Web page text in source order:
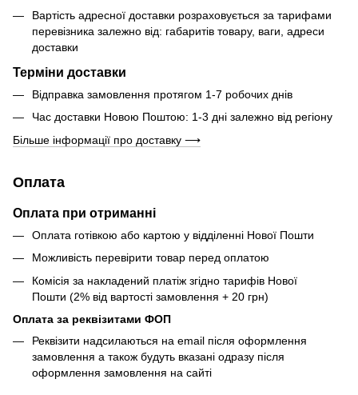
Вартість адресної доставки розраховується за тарифами
перевізника залежно від: габаритів товару, ваги, адреси
доставки
Терміни доставки
Відправка замовлення протягом 1-7 робочих днів
Час доставки Новою Поштою: 1-3 дні залежно від регіону
Більше інформації про доставку ⟶
Оплата
Оплата при отриманні
Оплата готівкою або картою у відділенні Нової Пошти
Можливість перевірити товар перед оплатою
Комісія за накладений платіж згідно тарифів Нової
Пошти (2% від вартості замовлення + 20 грн)
Оплата за реквізитами ФОП
Реквізити надсилаються на email після оформлення
замовлення а також будуть вказані одразу після
оформлення замовлення на сайті